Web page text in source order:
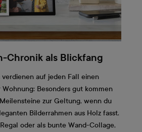
Chronik als Blickfang
auf jeden Fall einen
Besonders gut kommen
zur Geltung, wenn du
Bilderrahmen aus Holz fasst.
oder als bunte Wand-Collage,